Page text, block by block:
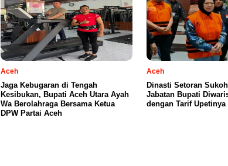
Aceh
Jaga Kebugaran di Tengah
Kesibukan, Bupati Aceh Utara Ayah
Wa Berolahraga Bersama Ketua
DPW Partai Aceh
Aceh
Dinasti Setoran
Jabatan Bupati
dengan Tarif Upetinya